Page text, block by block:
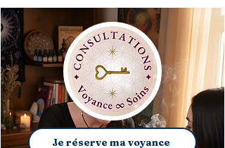
Formations
5 posts
Oracles
(4)4 posts